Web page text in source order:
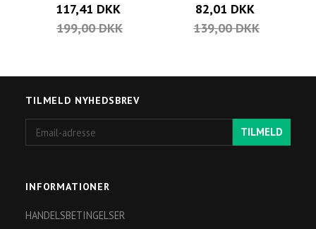
117,41 DKK
199,00 DKK
82,01 DKK
139,00 DKK
TILMELD NYHEDSBREV
adresse
TILMELD
INFORMATIONER
HANDELSBETINGELSER